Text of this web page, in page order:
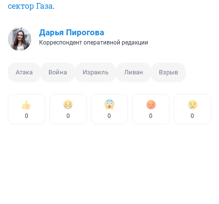
сектор Газа.
Дарья Пирогова
Корреспондент оперативной редакции
Атака Война Израиль Ливан Взрыв
0 0 0 0 0